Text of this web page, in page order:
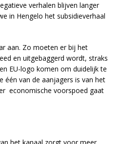
verhalen blijven langer
in Hengelo het subsidieverhaal
aan. Zo moeten er bij het
en uitgebaggerd wordt, straks
EU-logo komen om duidelijk te
één van de aanjagers is van het
economische voorspoed gaat